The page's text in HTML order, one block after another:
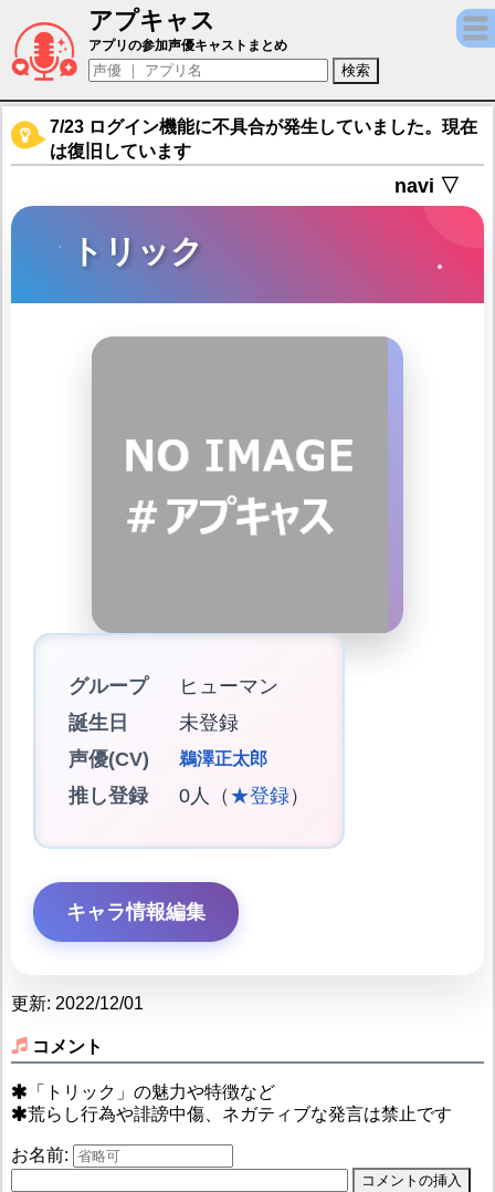
アプキャス
トリック（声優：鵜澤正太郎)【キャラバン
アプリの参加声優キャストまとめ
7/23 ログイン機能に不具合が発生していました。現在
は復旧しています
navi ▽
トリック
グループ
ヒューマン
誕生日
未登録
声優(CV)
鵜澤正太郎
推し登録 0人（ ★登録）
キャラ情報編集
更新: 2022/12/01
コメント
「トリック」の魅力や特徴など
荒らし行為や誹謗中傷、ネガティブな発言は禁止です
お名前: